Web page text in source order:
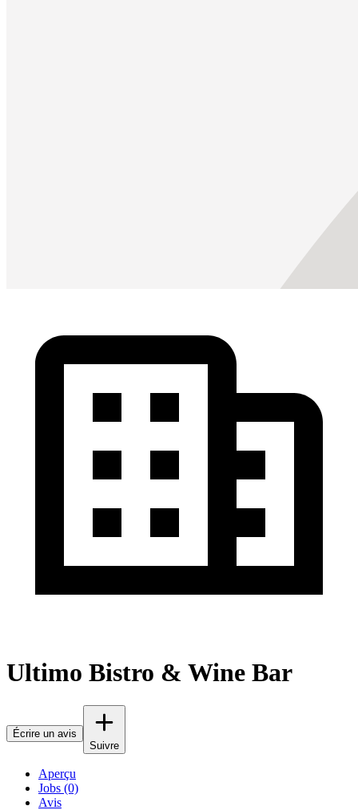
Ultimo Bistro & Wine Bar
Écrire un avis
Suivre
Aperçu
Jobs (0)
Avis